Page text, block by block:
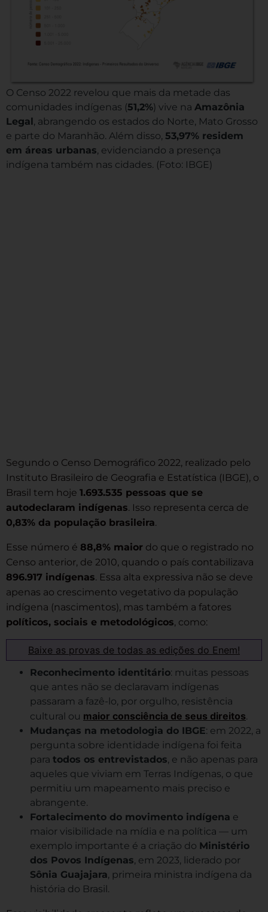
O Censo 2022 revelou que mais da metade das
comunidades indígenas (51,2%) vive na Amazônia
Legal , abrangendo os estados do Norte, Mato Grosso
e parte do Maranhão. Além disso, 53,97% residem
em áreas urbanas, evidenciando a presença
indígena também nas cidades. (Foto: IBGE)
Segundo o Censo Demográfico 2022, realizado pelo
Instituto Brasileiro de Geografia e Estatística (IBGE), o
Brasil tem hoje 1.693.535 pessoas que se
autodeclaram indígenas. Isso representa cerca de
0,83% da população brasileira.
Esse número é 88,8% maior do que o registrado no
Censo anterior, de 2010, quando o país contabilizava
896.917 indígenas. Essa alta expressiva não se deve
apenas ao crescimento vegetativo da população
indígena (nascimentos), mas também a fatores
políticos, sociais e metodológicos, como:
Baixe as provas de todas as edições do Enem!
Reconhecimento identitário: muitas pessoas
que antes não se declaravam indígenas
passaram a fazê-lo, por orgulho, resistência
cultural ou maior consciência de seus direitos.
Mudanças na metodologia do IBGE: em 2022, a
pergunta sobre identidade indígena foi feita
para todos os entrevistados, e não apenas para
aqueles que viviam em Terras Indígenas, o que
permitiu um mapeamento mais preciso e
abrangente.
Fortalecimento do movimento indígena e
maior visibilidade na mídia e na política — um
exemplo importante é a criação do Ministério
dos Povos Indígenas, em 2023, liderado por
Sônia Guajajara, primeira ministra indígena da
história do Brasil.